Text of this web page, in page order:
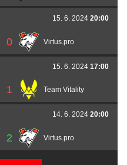
0 Virtus.pro
15. 6. 2024 20:00
1 Team Vitality
15. 6. 2024 17:00
2 Virtus.pro
14. 6. 2024 20:00